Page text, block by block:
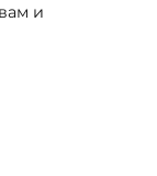
и